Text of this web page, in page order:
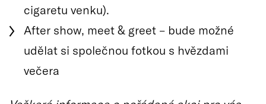
cigaretu venku).
After show, meet & greet – bude možné
udělat si společnou fotkou s hvězdami
večera